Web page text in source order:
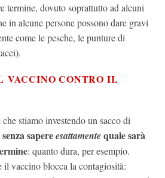
termine, dovuto soprattutto ad alcuni
in alcune persone possono dare gravi
come le pesche, le punture di
VACCINO CONTRO IL
stiamo investendo un sacco di
senza sapereesattamentequale sarà
: quanto dura, per esempio.
il vaccino blocca la contagiosità: